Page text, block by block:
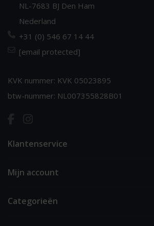
NL-7683 BJ Den Ham
Nederland
+31 (0) 546 67 14 44
[email protected]
KVK nummer: KVK 05023895
btw-nummer: NL007355828B01
Klantenservice
Mijn account
Categorieën